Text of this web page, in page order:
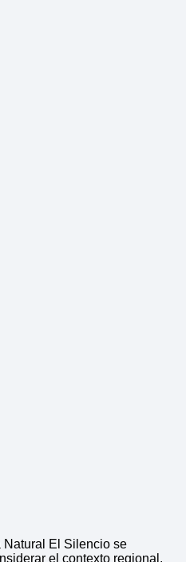
Natural El Silencio se
el contexto regional.